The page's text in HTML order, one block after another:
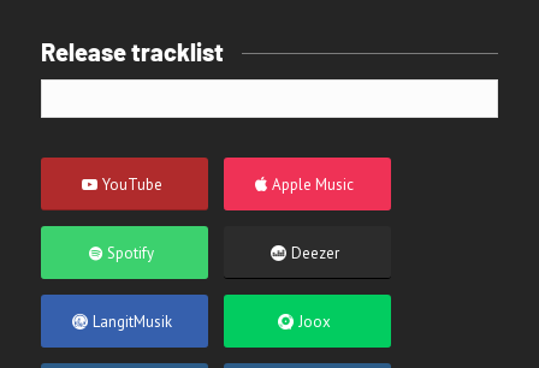
Release tracklist
YouTube Apple Music
Spotify Deezer
LangitMusik Joox